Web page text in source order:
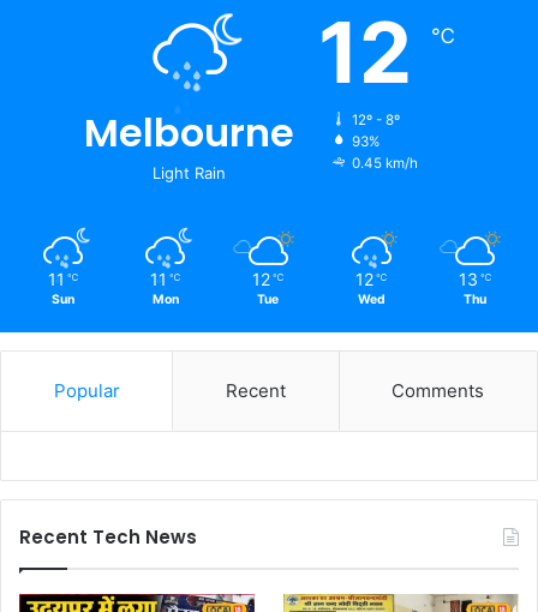
Melbourne
Light Rain
12 ℃
12º - 8º
93%
0.45 km/h
11 ℃
Sun
11 ℃
Mon
12 ℃
Tue
12 ℃
Wed
13 ℃
Thu
Popular Recent Comments
Recent Tech News